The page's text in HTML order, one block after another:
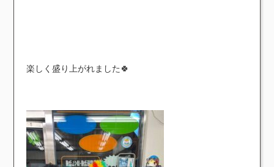
楽しく盛り上がれました🍀